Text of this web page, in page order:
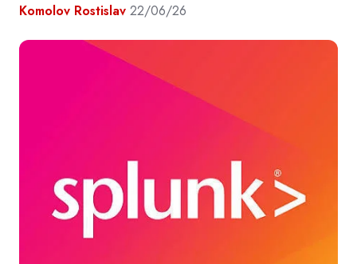
Komolov Rostislav 22/06/26